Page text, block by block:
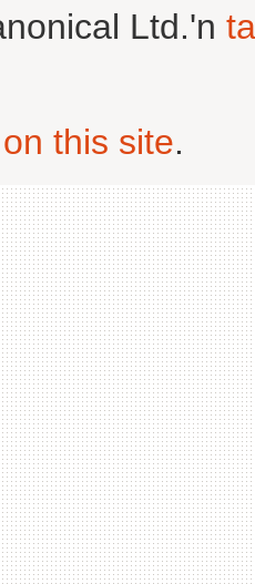
Ltd.'n
this site.